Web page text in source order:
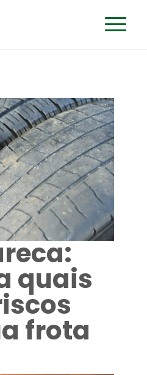
quais
frota